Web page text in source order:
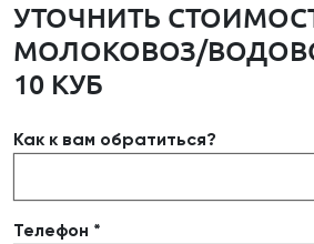
УТОЧНИТЬ
МОЛОКОВОЗ/
10 КУБ
Как к вам обратиться?
Телефон *